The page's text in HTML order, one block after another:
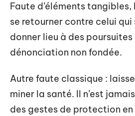
Faute d’éléments
se retourner contre celui
donner lieu à des
dénonciation non fondée.
Autre faute classique :
miner la santé. Il n’est
des gestes de protection